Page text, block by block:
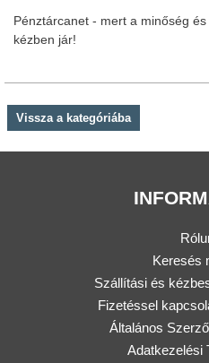
Pénztárcanet - mert a minőség
kézben jár!
Vissza a kategóriába
Keresés
Szállítási és
Fizetéssel
Általános
Adatkezelési